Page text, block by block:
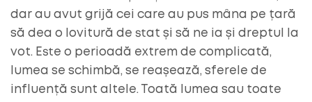
dar au avut grijă cei care au pus mâna pe țară
să dea o lovitură de stat și să ne ia și dreptul la
vot. Este o perioadă extrem de complicată,
lumea se schimbă, se reașează, sferele de
influență sunt altele. Toată lumea sau toate